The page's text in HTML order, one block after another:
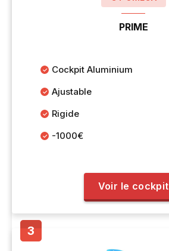
PRIME
Cockpit Aluminium
Ajustable
Rigide
-1000€
Voir le cockpit